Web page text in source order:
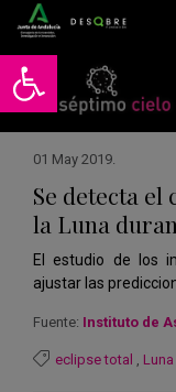
Abrir barra de
01 May 2019.
Se detecta el
la Luna
El estudio de los
ajustar las
Fuente: Instituto de
eclipse total , Luna